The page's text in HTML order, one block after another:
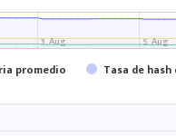
promedio Tasa de hash
3. Aug 5. Aug